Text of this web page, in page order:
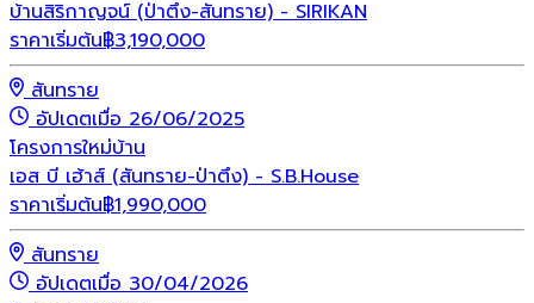
บ้านสิริกาญจน์ (ป่าตึง-สันทราย) - SIRIKAN
ราคาเริ่มต้น฿3,190,000
สันทราย
อัปเดตเมื่อ 26/06/2025
โครงการใหม่บ้าน
เอส บี เฮ้าส์ (สันทราย-ป่าตึง) - S.B.House
ราคาเริ่มต้น฿1,990,000
สันทราย
อัปเดตเมื่อ 30/04/2026